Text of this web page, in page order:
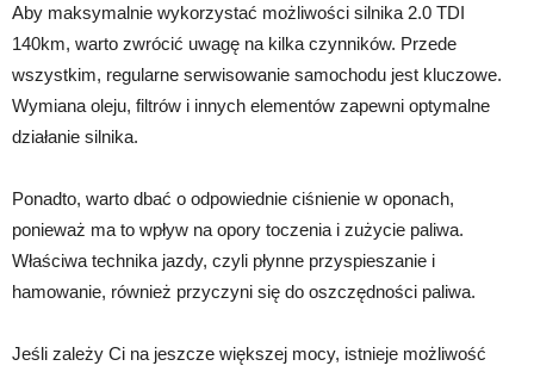
Aby maksymalnie wykorzystać możliwości silnika 2.0 TDI
140km, warto zwrócić uwagę na kilka czynników. Przede
wszystkim, regularne serwisowanie samochodu jest kluczowe.
Wymiana oleju, filtrów i innych elementów zapewni optymalne
działanie silnika.
Ponadto, warto dbać o odpowiednie ciśnienie w oponach,
ponieważ ma to wpływ na opory toczenia i zużycie paliwa.
Właściwa technika jazdy, czyli płynne przyspieszanie i
hamowanie, również przyczyni się do oszczędności paliwa.
Jeśli zależy Ci na jeszcze większej mocy, istnieje możliwość